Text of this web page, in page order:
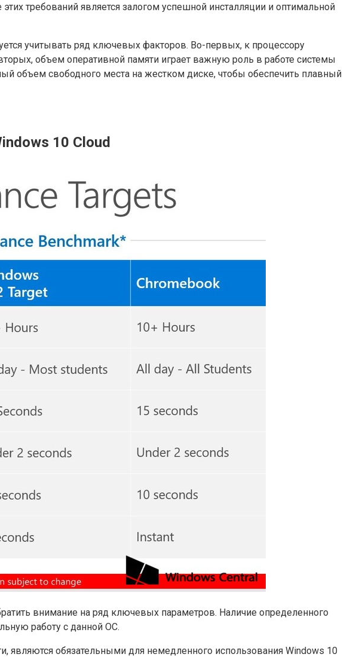
требований является залогом успешной инсталляции и оптимальной
учитывать ряд ключевых факторов. Во-первых, к процессору
объем оперативной памяти играет важную роль в работе системы
объем свободного места на жестком диске, чтобы обеспечить плавный
10 Cloud
внимание на ряд ключевых параметров. Наличие определенного
работу с данной ОС.
обязательными для немедленного использования Windows 10